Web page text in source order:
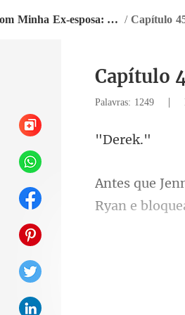
Recasar com Minha Ex-esposa: Amor Eterno / Capítulo
Capítulo
Palavras: 1249 |
er
Ry